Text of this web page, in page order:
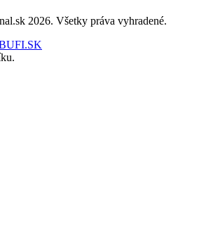
2026. Všetky práva vyhradené.